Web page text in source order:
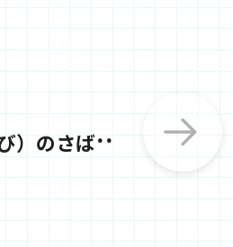
伊
勢海老（いせえび）のさばき方